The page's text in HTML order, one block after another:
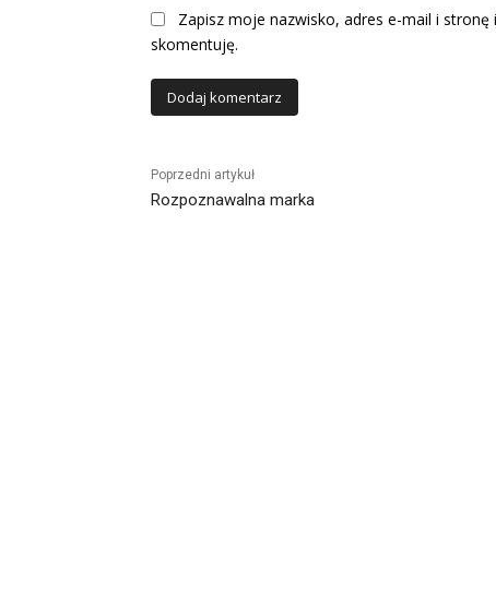
Zapisz moje nazwisko, adres e-mail i
skomentuję.
Poprzedni artykuł
Rozpoznawalna marka